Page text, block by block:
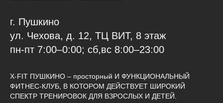
г. Пушкино
ул. Чехова, д. 12, ТЦ ВИТ, 8 этаж
пн-пт 7:00–0:00; сб,вс 8:00–23:00
X-FIT ПУШКИНО – просторный И ФУНКЦИОНАЛЬНЫЙ
ФИТНЕС-КЛУБ, В КОТОРОМ ДЕЙСТВУЕТ ШИРОКИЙ
СПЕКТР ТРЕНИРОВОК ДЛЯ ВЗРОСЛЫХ И ДЕТЕЙ.